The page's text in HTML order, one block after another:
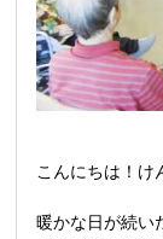
こんにちは！
暖かな日が続い